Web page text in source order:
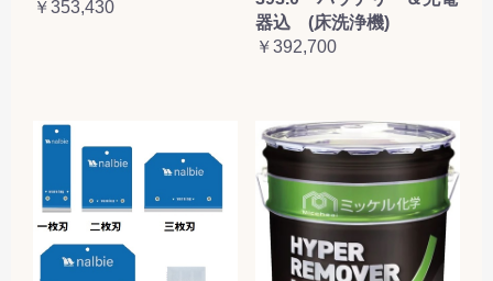
￥353,430
器込 (床洗浄機)
￥392,700